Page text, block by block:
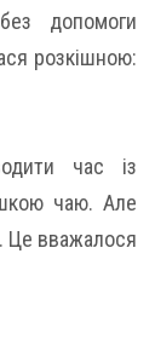
допомоги
розкішною:
час із
чаю. Але
Це вважалося